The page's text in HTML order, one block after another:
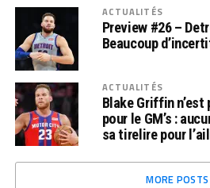
ACTUALITÉS
Preview #26 –
Beaucoup
ACTUALITÉS
Blake Griffin
pour le GM’s :
sa tirelire pour
MORE POSTS